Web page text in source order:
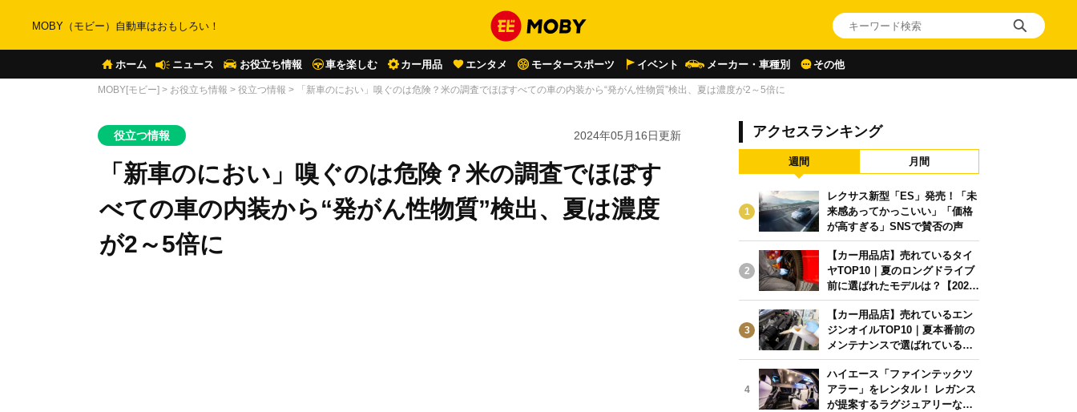
MOBY（モビー）自動車はおもしろい！
ホーム ニュース お役立ち情報 車を楽しむ カー用品 エンタメ モータースポーツ イベント メーカー・車種別 その他
MOBY[モビー] > お役立ち情報 > 役立つ情報 > 「新車のにおい」嗅ぐのは危険？米の調査でほぼすべての車の内装から“発がん性物質”検出、夏は濃度が2～5倍に
役立つ情報 2024年05月16日更新
「新車のにおい」嗅ぐのは危険？米の調査でほぼす
べての車の内装から“発がん性物質”検出、夏は濃度
が2～5倍に
アクセスランキング
週間 月間
1
レクサス新型「ES」発売！「未
来感あってかっこいい」「価格
が高すぎる」SNSで賛否の声
2
【カー用品店】売れているタイ
ヤTOP10｜夏のロングドライブ
前に選ばれたモデルは？【2026
年6月版】
3
【カー用品店】売れているエン
ジンオイルTOP10｜夏本番前の
メンテナンスで選ばれている人
気モデルは？【2026年6月版】
4
ハイエース「ファインテックツ
アラー」をレンタル！ レガンス
が提案するラグジュアリーな移